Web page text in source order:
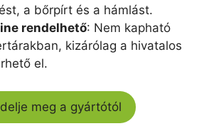
a bőrpírt és a hámlást.
rendelhető: Nem kapható
kizárólag a hivatalos
el.
meg a gyártótól